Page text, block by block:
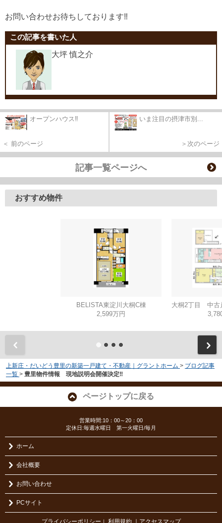
お問い合わせお待ちしております‼
この記事を書いた人
大坪 慎之介
オープンハウス‼
＜ 前のページ
いま注目の摂津市別...
＞次のページ
記事一覧ページへ
おすすめ物件
BELISTA東淀川大桐C棟
2,599万円
上新庄・だいどう豊里の新築一戸建て・不動産｜グラントホーム > ブログ記事
一覧 > 豊里物件情報 現地説明会開催決定‼
ページトップに戻る
営業時間:10：00～20：00
定休日:毎週水曜日 第一火曜日/毎月
ホーム
会社概要
お問い合わせ
PCサイト